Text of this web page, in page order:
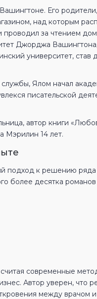
Его
над которым
проводил за чтением
Джорджа
университет, став
Ялом начал
писательской
автор книги
Мэрилин 14 лет.
подход к решению ряда
более десятка романов
современные
Автор уверен, что
между врачом